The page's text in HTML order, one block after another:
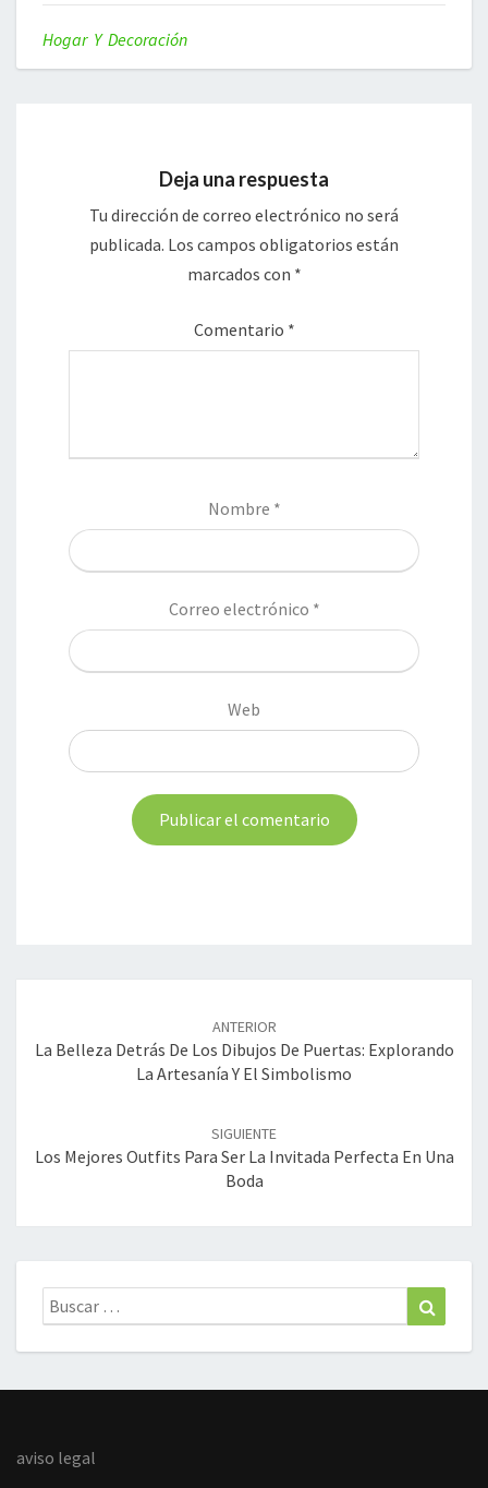
Hogar Y Decoración
Deja una respuesta
Tu dirección de correo electrónico no será
publicada. Los campos obligatorios están
marcados con *
Comentario *
Nombre *
Correo electrónico *
Web
entradas
ANTERIOR
La Belleza Detrás De Los Dibujos De Puertas: Explorando
La Artesanía Y El Simbolismo
SIGUIENTE
Los Mejores Outfits Para Ser La Invitada Perfecta En Una
Boda
Buscar:
aviso legal